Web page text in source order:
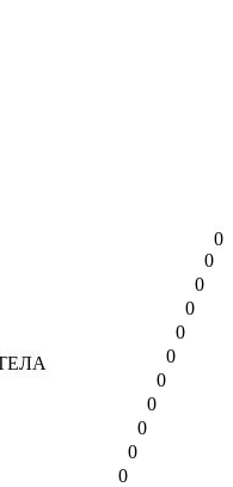
0
0
0
0
0
0
0
0
0
0
0